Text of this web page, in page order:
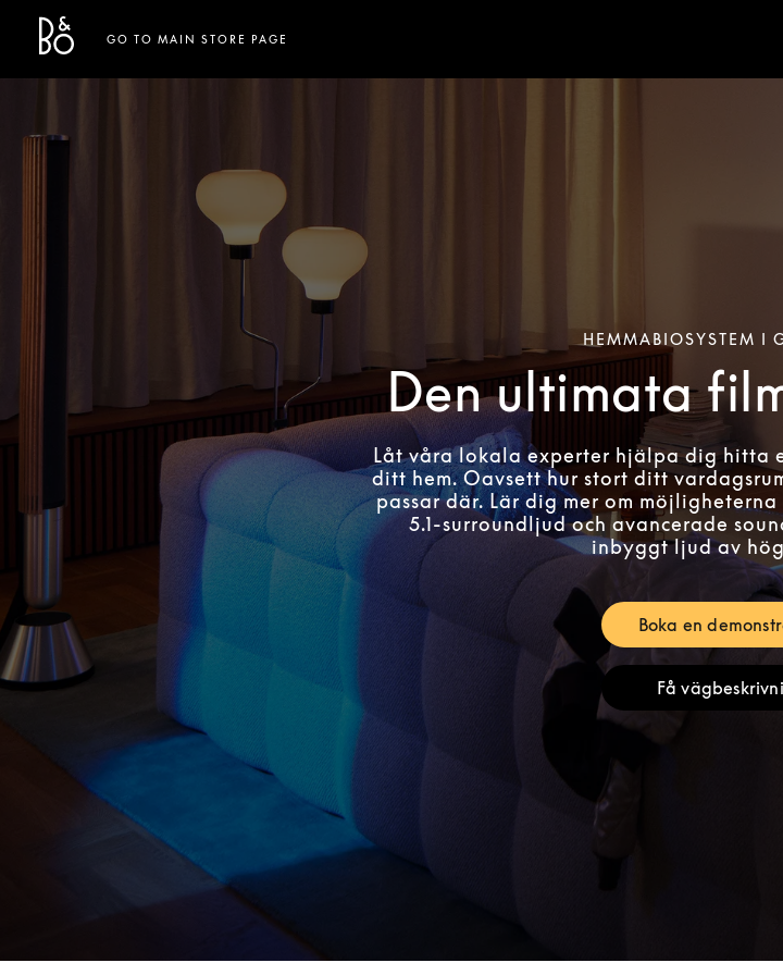
Bang & Olufsen - Exist to Create
Link Opens in New Tab
GO TO MAIN STORE PAGE
HEMMABIOSYSTEM I
Den ultimata
Låt våra lokala experter hjälpa dig hitta
ditt hem. Oavsett hur stort ditt
passar där. Lär dig mer om
5.1-surroundljud och avancerade
inbyggt ljud av
Boka en Link
Få Link